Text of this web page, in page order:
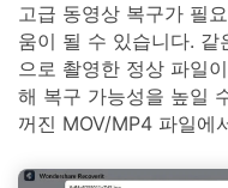
고급 동영상 복구가 필
움이 될 수 있습니다. 같
으로 촬영한 정상 파일
해 복구 가능성을 높일
꺼진 MOV/MP4 파일에